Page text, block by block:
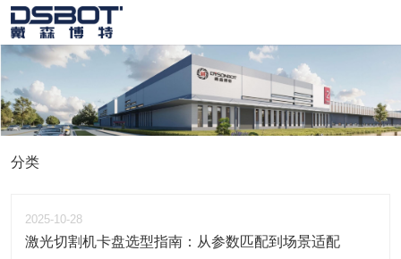
分类
2025-10-28
激光切割机卡盘选型指南：从参数匹配到场景适配